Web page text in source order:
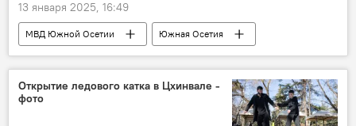
13 января 2025, 16:49
МВД Южной Осетии
Южная Осетия
Новости
Дзауский район РЮО
Открытие ледового катка в Цхинвале -
фото